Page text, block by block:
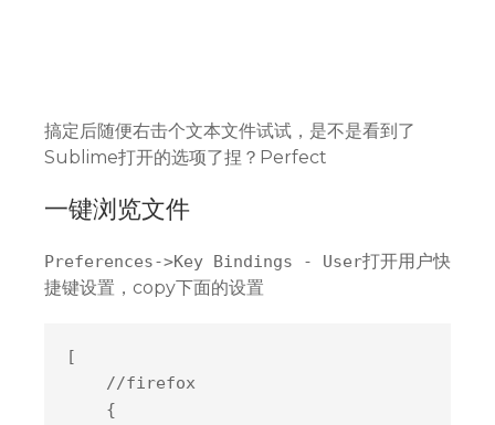
搞定后随便右击个文本文件试试，是不是看到了
Sublime打开的选项了捏？Perfect
一键浏览文件
Preferences->Key Bindings - User打开用户快
捷键设置，copy下面的设置
[
    //firefox
    {